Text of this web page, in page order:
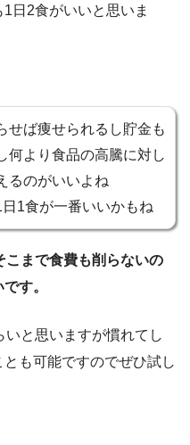
日2食がいいと思いま
せば痩せられるし貯金も
何より食品の高騰に対し
るのがいいよね
1食が一番いいかもね
こまで食費も削らないの
す。
と思いますが慣れてし
も可能ですのでぜひ試し